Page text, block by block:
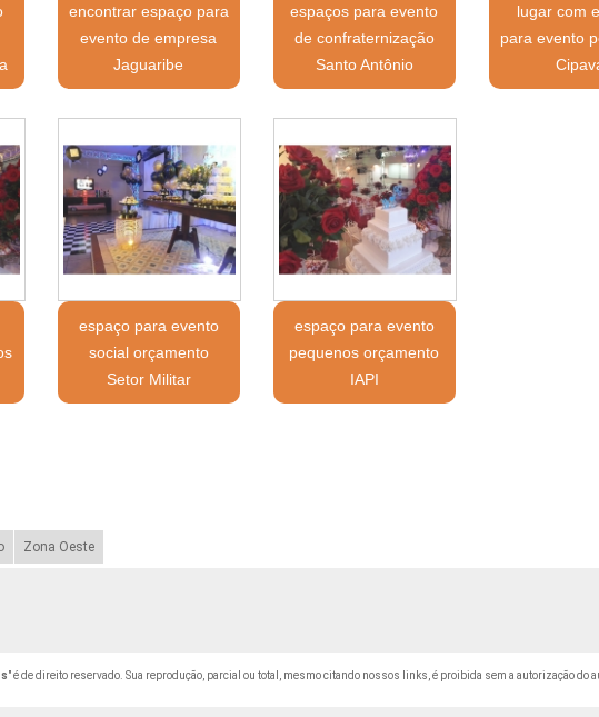
encontrar espaço para
evento de empresa
Jaguaribe
espaços para evento
de confraternização
Santo Antônio
lugar com
para evento
espaço para evento
social orçamento
Setor Militar
espaço para evento
pequenos orçamento
IAPI
Zona Oeste
" é de direito reservado. Sua reprodução, parcial ou total, mesmo citando nossos links, é proibida sem a autorização do